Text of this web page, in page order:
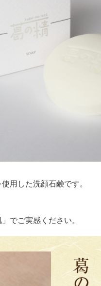
用した洗顔石鹸です。
でご実感ください。